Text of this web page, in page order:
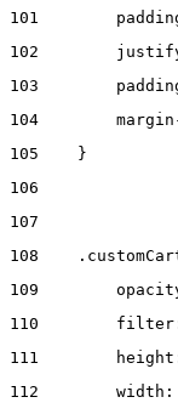
101
102
103
104
105
    }
106
107
108
109
110
111
112